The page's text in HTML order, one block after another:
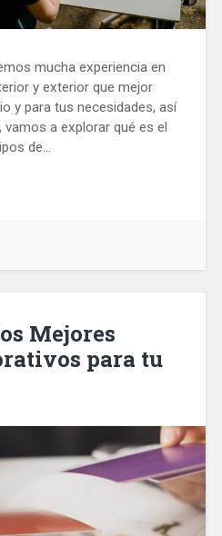
mucha experiencia en
y exterior que mejor
y para tus necesidades, así
vamos a explorar qué es el
de…
Mejores
para tu